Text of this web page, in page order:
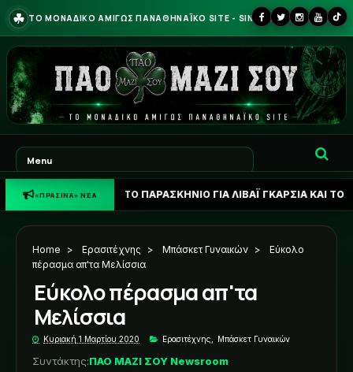
☘ ΤΟ ΜΟΝΑΔΙΚΟ ΑΜΙΓΩΣ ΠΑΝΑΘΗΝΑΪΚΟ SITE - SINCE 2013
«ΠΡΑΣΙΝΑ» ΝΕΑ
ΦΩΝΗ: ΤΟ ΠΑΡΑΣΚΗΝΙΟ ΓΙΑ ΛΙΒΑΪ ΓΚΑΡΣΙΑ ΚΑΙ ΤΟ ΣΕΝΑΡΙΟ ΓΙΑ
Home > Ερασιτέχνης > Μπάσκετ Γυναικών >
Εύκολο
πέρασμα απ'τα Μελίσσια
Εύκολο πέρασμα απ'τα
Μελίσσια
Κυριακή 1 Μαρτίου 2020 Ερασιτέχνης Μπάσκετ Γυναικών
Συντάκτης:ΠΑΟ ΜΑΖΙ ΣΟΥ Newsroom